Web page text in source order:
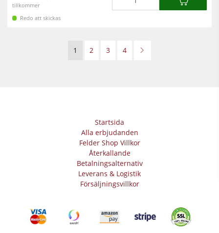
tillkommer
Redo att skickas
1 2 3 4
Startsida
Alla erbjudanden
Felder Shop Villkor
Återkallande
Betalningsalternativ
Leverans & Logistik
Försäljningsvillkor